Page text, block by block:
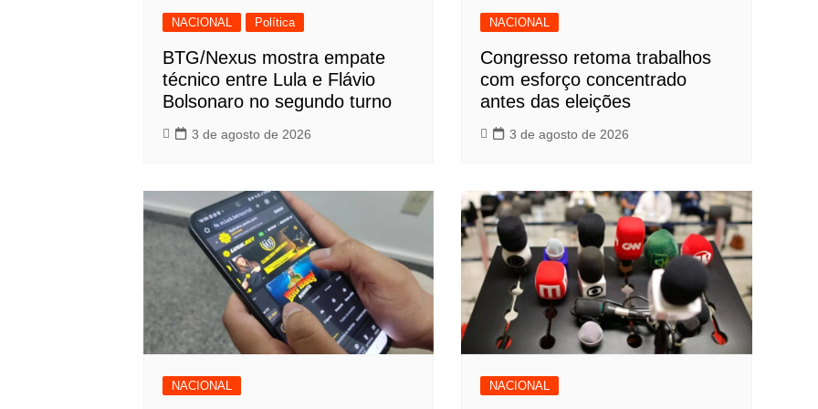
NACIONAL Política
BTG/Nexus mostra empate
técnico entre Lula e Flávio
Bolsonaro no segundo turno
3 de agosto de 2026
NACIONAL
Congresso retoma trabalhos
com esforço concentrado
antes das eleições
3 de agosto de 2026
NACIONAL NACIONAL